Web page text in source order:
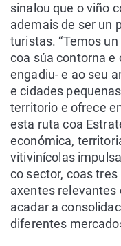
sinalou que o viño
ademais de ser un
turistas. “Temos
coa súa contorna e
engadiu- e ao seu
e cidades
territorio e ofrece
esta ruta coa
económica,
vitivinícolas
co sector, coas
axentes relevantes
acadar a
diferentes